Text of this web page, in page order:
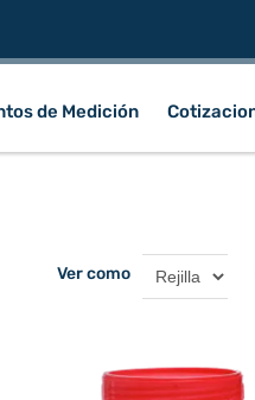
de Medición
Ver como